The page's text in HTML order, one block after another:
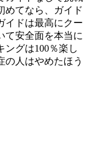
めてなら、ガイド
イドは最高にクー
て安全面を本当に
ングは100％楽し
の人はやめたほう